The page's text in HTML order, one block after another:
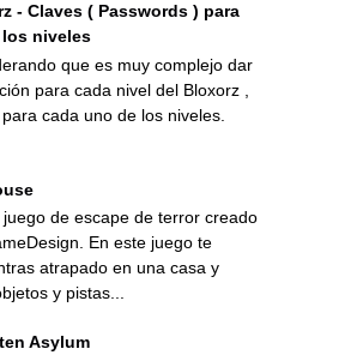
- Claves ( Passwords ) para
niveles
que es muy complejo dar
para cada nivel del Bloxorz ,
cada uno de los niveles.
juego de escape de terror creado
En este juego te
atrapado en una casa y
y pistas...
Asylum